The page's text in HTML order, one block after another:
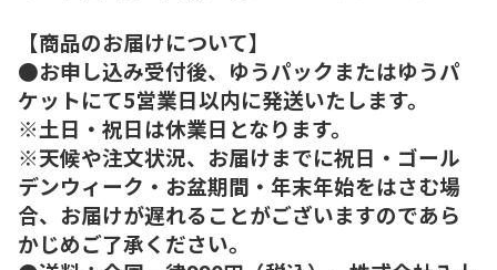
【商品のお届けについて】
●お申し込み受付後、ゆうパックまたはゆうパ
ケットにて5営業日以内に発送いたします。
※土日・祝日は休業日となります。
※天候や注文状況、お届けまでに祝日・ゴール
デンウィーク・お盆期間・年末年始をはさむ場
合、お届けが遅れることがございますのであら
かじめご了承ください。